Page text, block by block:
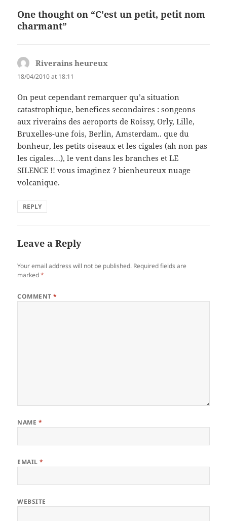
One thought on “C'est un petit, petit nom
charmant”
Riverains heureux
18/04/2010 at 18:11
On peut cependant remarquer qu’a situation
catastrophique, benefices secondaires : songeons
aux riverains des aeroports de Roissy, Orly, Lille,
Bruxelles-une fois, Berlin, Amsterdam.. que du
bonheur, les petits oiseaux et les cigales (ah non pas
les cigales…), le vent dans les branches et LE
SILENCE !! vous imaginez ? bienheureux nuage
volcanique.
REPLY
Leave a Reply
Your email address will not be published. Required fields are
marked*
COMMENT*
NAME *
EMAIL*
WEBSITE